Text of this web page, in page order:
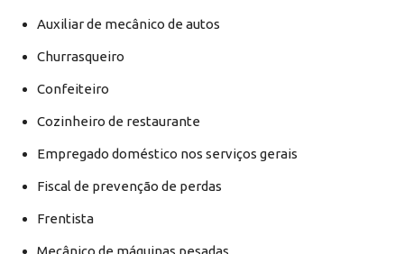
Auxiliar de mecânico de autos
Churrasqueiro
Confeiteiro
Cozinheiro de restaurante
Empregado doméstico nos serviços gerais
Fiscal de prevenção de perdas
Frentista
Mecânico de máquinas pesadas